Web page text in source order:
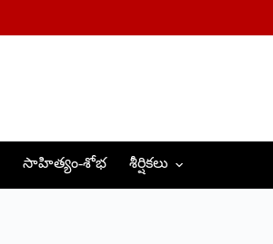
సాహిత్యం-శోభ శీర్షికలు